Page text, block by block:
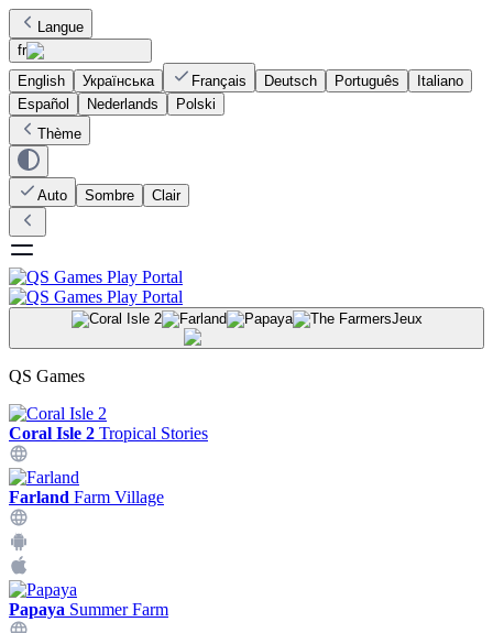
Langue
fr
English
Українська Français Deutsch Português
Italiano
Español
Nederlands
Polski
Thème
Auto Sombre Clair
Jeux
QS Games
Coral Isle 2 Tropical Stories
Farland Farm Village
Papaya Summer Farm